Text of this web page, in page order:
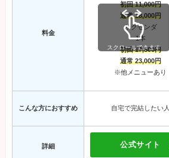
料金
初回 11,000円
通常 18,000円
サクセンダ
1本
初回 17,800円
通常 23,000円
※他メニューあり
こんな方におすすめ 自宅で完結したい人
詳細 公式サイト
スクロールできます